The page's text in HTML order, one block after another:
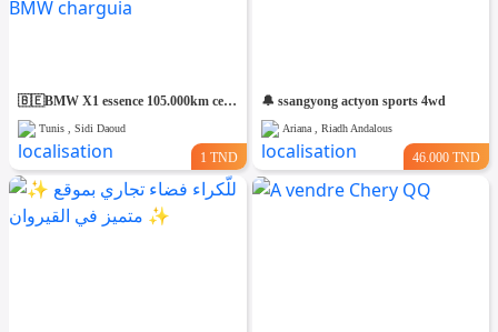
🇧🇪BMW X1 essence 105.000km certifiées🇩🇪 1ere main / entretien chez BMW charguia
Tunis , Sidi Daoud
1 TND
🔔 ssangyong actyon sports 4wd
Ariana , Riadh Andalous
46.000 TND